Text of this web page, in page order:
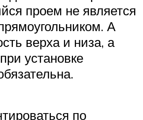
проем не является
А
верха и низа, а
установке
по